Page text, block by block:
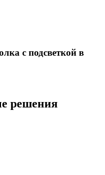
с подсветкой в
решения